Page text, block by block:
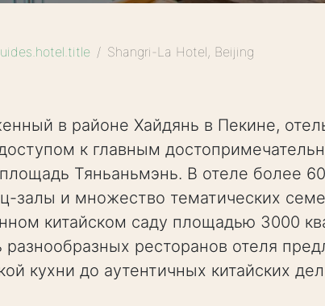
Shangri-La Hotel, Beijing
в районе Хайдянь в Пекине,
к главным
Тяньаньмэнь. В отеле более
залы и множество тематических
китайском саду площадью 3000
разнообразных ресторанов отеля
кухни до аутентичных китайских